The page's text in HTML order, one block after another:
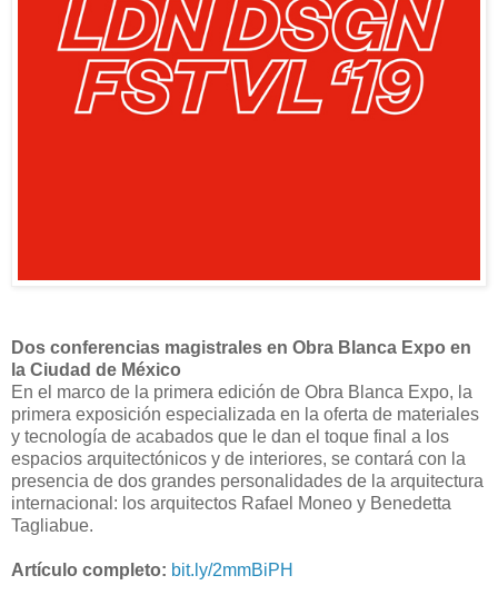
Dos conferencias magistrales en Obra Blanca Expo en
la Ciudad de México
En el marco de la primera edición de Obra Blanca Expo, la
primera exposición especializada en la oferta de materiales
y tecnología de acabados que le dan el toque final a los
espacios arquitectónicos y de interiores, se contará con la
presencia de dos grandes personalidades de la arquitectura
internacional: los arquitectos Rafael Moneo y Benedetta
Tagliabue.
Artículo completo: bit.ly/2mmBiPH